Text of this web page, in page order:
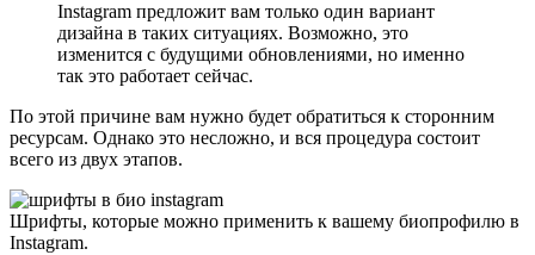
Instagram предложит вам только один вариант
дизайна в таких ситуациях. Возможно, это
изменится с будущими обновлениями, но именно
так это работает сейчас.
По этой причине вам нужно будет обратиться к сторонним
ресурсам. Однако это несложно, и вся процедура состоит
всего из двух этапов.
Шрифты, которые можно применить к вашему биопрофилю в
Instagram.